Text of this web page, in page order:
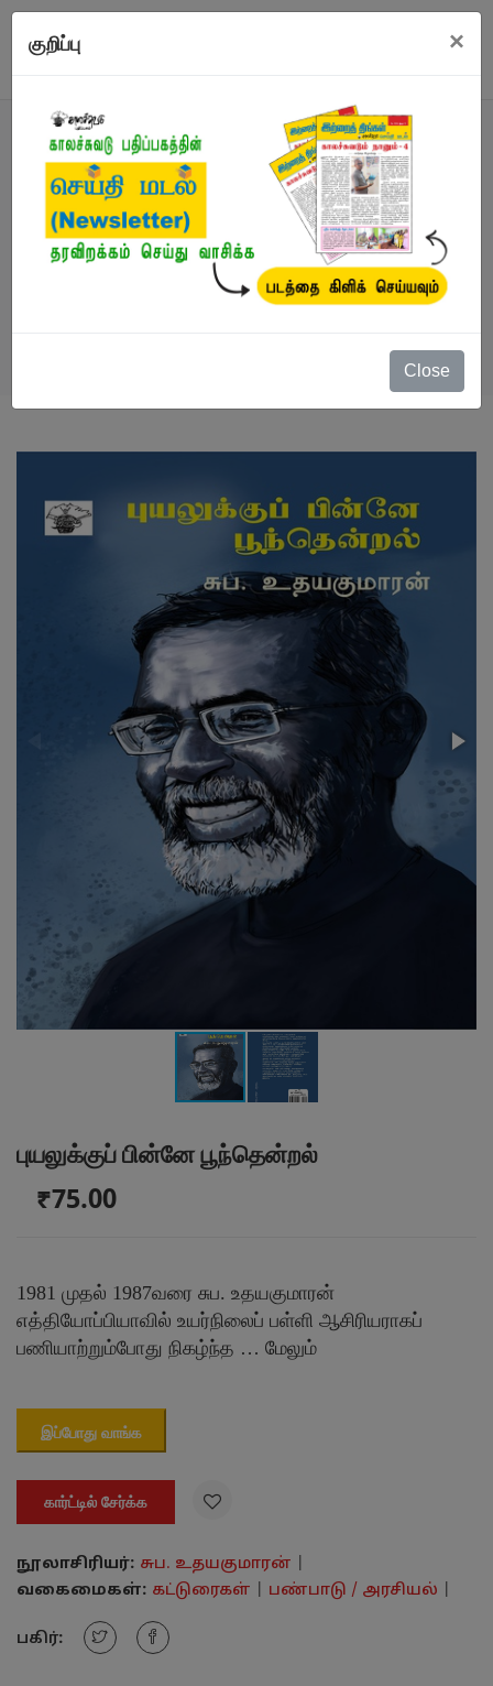
குறிப்பு ×
Close
நூல்கள் / கட்டுரைகள்
புயலுக்குப் பின்னே
பூந்தென்றல்
புயலுக்குப் பின்னே பூந்தென்றல்
₹75.00
1981 முதல் 1987வரை சுப. உதயகுமாரன்
எத்தியோப்பியாவில் உயர்நிலைப் பள்ளி ஆசிரியராகப்
பணியாற்றும்போது நிகழ்ந்த … மேலும்
இப்போது வாங்க
கார்ட்டில் சேர்க்க 
நூலாசிரியர்: சுப. உதயகுமாரன்
வகைமைகள்: கட்டுரைகள் பண்பாடு / அரசியல்
பகிர்: